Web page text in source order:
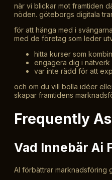
när vi blickar mot framtiden
nöden. göteborgs digitala
för att hänga med i
med de företag som leder
hitta kurser som
engagera dig i
var inte rädd för att
och om du vill bolla idéer
skapar framtidens
Frequently
Vad Innebär Ai
AI förbättrar marknadsföring